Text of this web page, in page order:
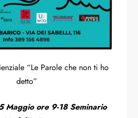
“Le Parole che non ti ho
detto”
Maggio ore 9-18 Seminario